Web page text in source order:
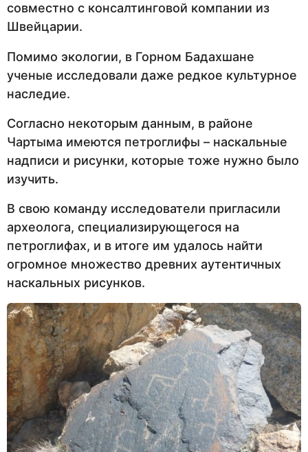
совместно с консалтинговой компании из
Швейцарии.
Помимо экологии, в Горном Бадахшане
ученые исследовали даже редкое культурное
наследие.
Согласно некоторым данным, в районе
Чартыма имеются петроглифы – наскальные
надписи и рисунки, которые тоже нужно было
изучить.
В свою команду исследователи пригласили
археолога, специализирующегося на
петроглифах, и в итоге им удалось найти
огромное множество древних аутентичных
наскальных рисунков.